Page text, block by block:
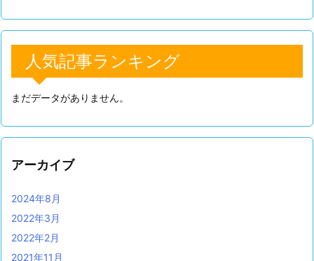
人気記事ランキング
まだデータがありません。
アーカイブ
2024年8月
2022年3月
2022年2月
2021年11月